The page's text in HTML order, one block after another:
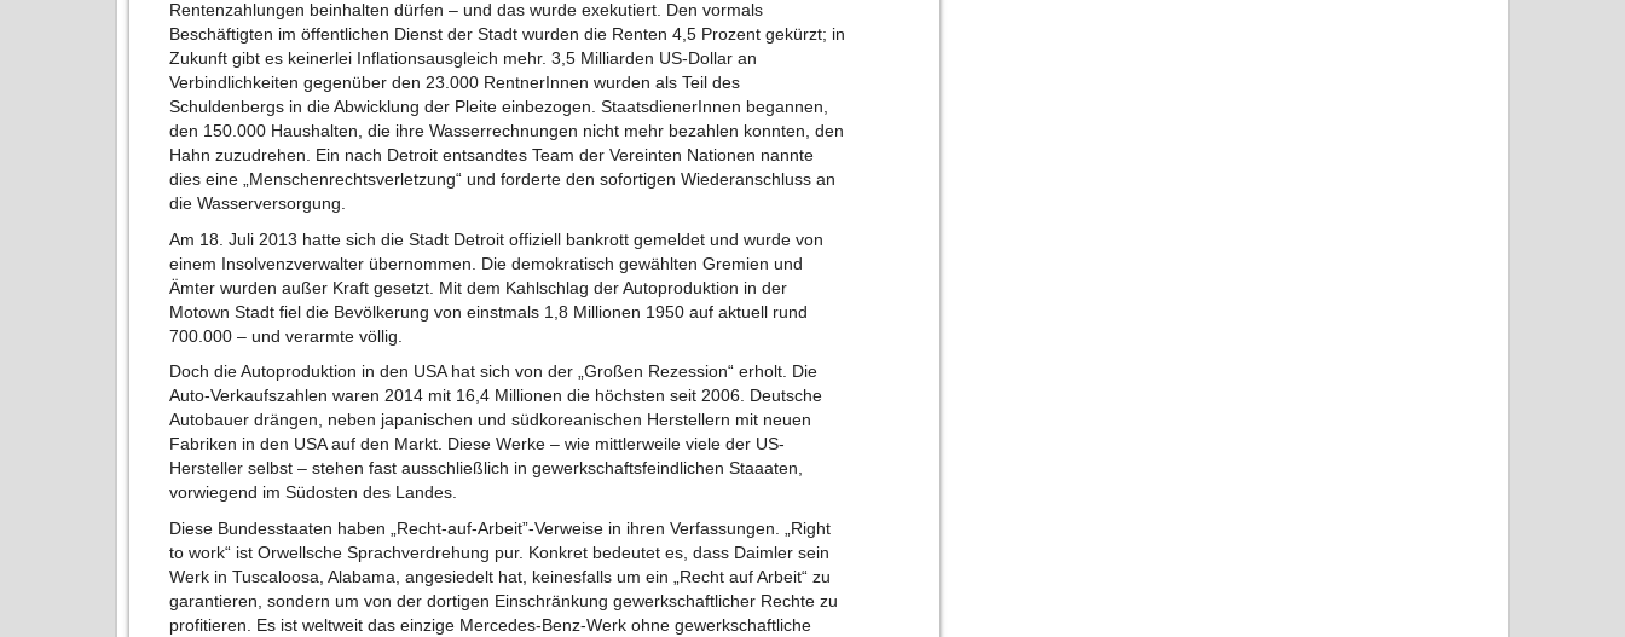
Rentenzahlungen beinhalten dürfen – und das wurde exekutiert. Den vormals
Beschäftigten im öffentlichen Dienst der Stadt wurden die Renten 4,5 Prozent gekürzt; in
Zukunft gibt es keinerlei Inflationsausgleich mehr. 3,5 Milliarden US-Dollar an
Verbindlichkeiten gegenüber den 23.000 RentnerInnen wurden als Teil des
Schuldenbergs in die Abwicklung der Pleite einbezogen. StaatsdienerInnen begannen,
den 150.000 Haushalten, die ihre Wasserrechnungen nicht mehr bezahlen konnten, den
Hahn zuzudrehen. Ein nach Detroit entsandtes Team der Vereinten Nationen nannte
dies eine „Menschenrechtsverletzung“ und forderte den sofortigen Wiederanschluss an
die Wasserversorgung.
Am 18. Juli 2013 hatte sich die Stadt Detroit offiziell bankrott gemeldet und wurde von
einem Insolvenzverwalter übernommen. Die demokratisch gewählten Gremien und
Ämter wurden außer Kraft gesetzt. Mit dem Kahlschlag der Autoproduktion in der
Motown Stadt fiel die Bevölkerung von einstmals 1,8 Millionen 1950 auf aktuell rund
700.000 – und verarmte völlig.
Doch die Autoproduktion in den USA hat sich von der „Großen Rezession“ erholt. Die
Auto-Verkaufszahlen waren 2014 mit 16,4 Millionen die höchsten seit 2006. Deutsche
Autobauer drängen, neben japanischen und südkoreanischen Herstellern mit neuen
Fabriken in den USA auf den Markt. Diese Werke – wie mittlerweile viele der US-
Hersteller selbst – stehen fast ausschließlich in gewerkschaftsfeindlichen Staaaten,
vorwiegend im Südosten des Landes.
Diese Bundesstaaten haben „Recht-auf-Arbeit”-Verweise in ihren Verfassungen. „Right
to work“ ist Orwellsche Sprachverdrehung pur. Konkret bedeutet es, dass Daimler sein
Werk in Tuscaloosa, Alabama, angesiedelt hat, keinesfalls um ein „Recht auf Arbeit“ zu
garantieren, sondern um von der dortigen Einschränkung gewerkschaftlicher Rechte zu
profitieren. Es ist weltweit das einzige Mercedes-Benz-Werk ohne gewerkschaftliche